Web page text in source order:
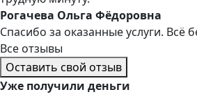
Рогачева Ольга Фёдоровна
Спасибо за оказанные услуги. Всё
Все отзывы
Оставить свой отзыв
Уже получили деньги